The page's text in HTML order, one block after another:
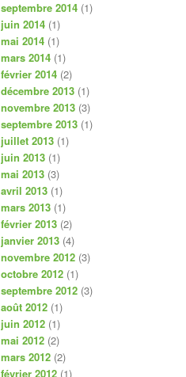
septembre 2014 (1)
juin 2014 (1)
mai 2014 (1)
mars 2014 (1)
février 2014 (2)
décembre 2013 (1)
novembre 2013 (3)
septembre 2013 (1)
juillet 2013 (1)
juin 2013 (1)
mai 2013 (3)
avril 2013 (1)
mars 2013 (1)
février 2013 (2)
janvier 2013 (4)
novembre 2012 (3)
octobre 2012 (1)
septembre 2012 (3)
août 2012 (1)
juin 2012 (1)
mai 2012 (2)
mars 2012 (2)
février 2012 (1)